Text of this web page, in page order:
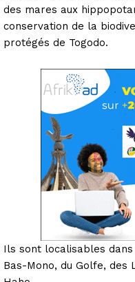
des mares aux
conservation de la
protégés de Togodo.
Ils sont localisables
Bas-Mono, du Golfe, des